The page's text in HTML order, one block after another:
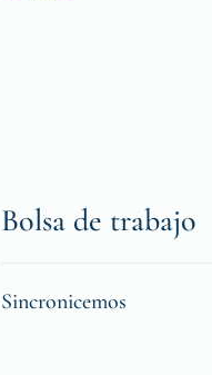
Bolsa de trabajo
Sincronicemos